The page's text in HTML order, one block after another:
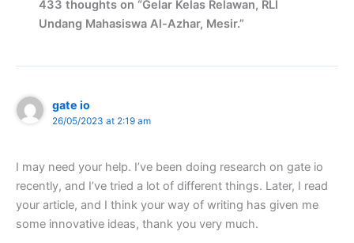
433 thoughts on “Gelar Kelas Relawan, RLI
Undang Mahasiswa Al-Azhar, Mesir.”
gate io
26/05/2023 at 2:19 am
I may need your help. I’ve been doing research on gate io
recently, and I’ve tried a lot of different things. Later, I read
your article, and I think your way of writing has given me
some innovative ideas, thank you very much.